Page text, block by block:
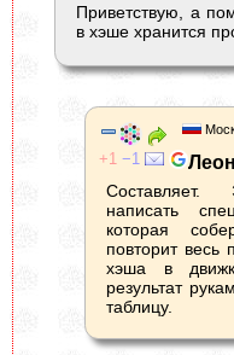
Приветствую, а
в хэше хранится
1 1
написать
которая
повторит весь
хэша в
результат
таблицу.